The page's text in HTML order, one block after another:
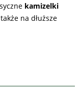
kamizelki
na dłuższe